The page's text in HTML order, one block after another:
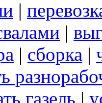
|
|
| сборка |
газель |